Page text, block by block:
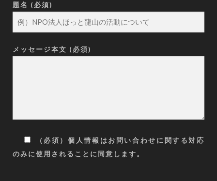
題名 (必須)
メッセージ本文 (必須)
（必須）個人情報はお問い合わせに関する対応
のみに使用されることに同意します。